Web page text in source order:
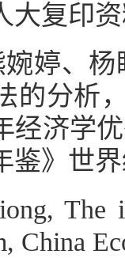
大复印
婉婷、
的分析
经济学
鉴》世
The
China